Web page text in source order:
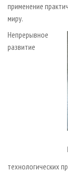
применение
миру.
Непрерывное
развитие
технологических